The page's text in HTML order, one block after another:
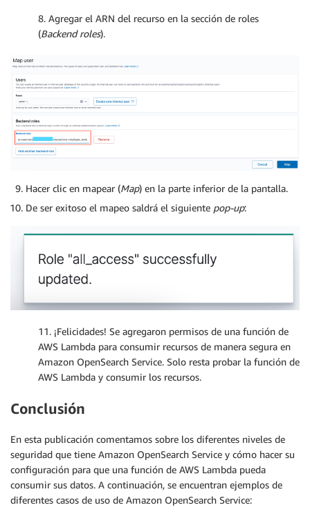
8. Agregar el ARN del recurso en la sección de roles
(Backend roles).
Hacer clic en mapear (Map) en la parte inferior de la pantalla.
De ser exitoso el mapeo saldrá el siguiente pop-up:
11. ¡Felicidades! Se agregaron permisos de una función de
AWS Lambda para consumir recursos de manera segura en
Amazon OpenSearch Service. Solo resta probar la función de
AWS Lambda y consumir los recursos.
Conclusión
En esta publicación comentamos sobre los diferentes niveles de
seguridad que tiene Amazon OpenSearch Service y cómo hacer su
configuración para que una función de AWS Lambda pueda
consumir sus datos. A continuación, se encuentran ejemplos de
diferentes casos de uso de Amazon OpenSearch Service: